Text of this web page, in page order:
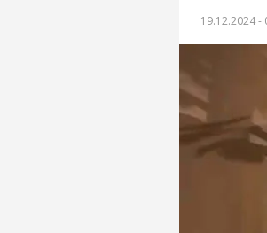
19.12.2024 -